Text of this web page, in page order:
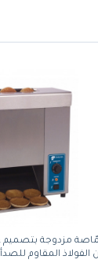
مزدوجة